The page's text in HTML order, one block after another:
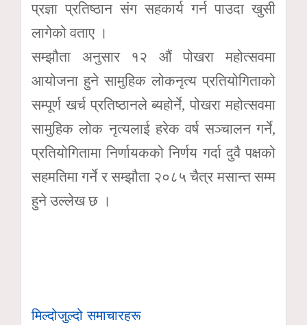
प्रज्ञा प्रतिष्ठान संग सहकार्य गर्न पाउदा खुसी
लागेको वताए ।
सम्झौता अनुसार १२ औं पोखरा महोत्सवमा
आयोजना हुने सामुहिक लोकनृत्य प्रतियोगिताको
सम्पूर्ण खर्च प्रतिष्ठानले ब्यहोर्ने, पोखरा महोत्सवमा
सामुहिक लोक नृत्यलाई हरेक वर्ष सञ्चालन गर्ने,
प्रतियोगितामा निर्णायकको निर्णय गर्दा दुवै पक्षको
सहमतिमा गर्ने र सम्झौता २०८५ चैत्र मसान्त सम्म
हुने उल्लेख छ ।
मिल्दोजुल्दो समाचारहरू